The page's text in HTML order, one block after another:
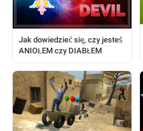
Jak dowiedzieć się, czy jesteś
ANIOŁEM czy DIABŁEM